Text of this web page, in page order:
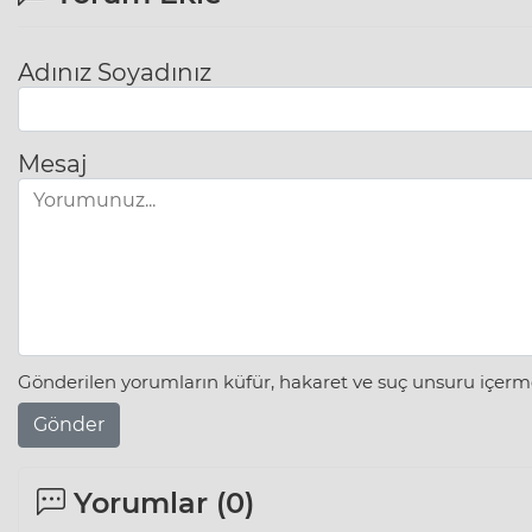
Adınız Soyadınız
Mesaj
Gönderilen yorumların küfür, hakaret ve suç unsuru
Gönder
Yorumlar (0)